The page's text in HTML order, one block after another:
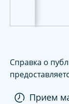
Справка о
Прием